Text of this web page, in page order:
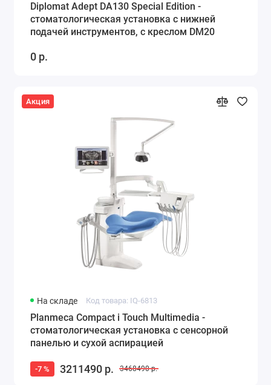
Diplomat Adept DA130 Special Edition -
стоматологическая установка с нижней
подачей инструментов, с креслом DM20
0 р.
Акция
На складе Код товара: IQ-6813
Planmeca Compact i Touch Multimedia -
стоматологическая установка с сенсорной
панелью и сухой аспирацией
-7 % 3211490 р. 3468490 р.